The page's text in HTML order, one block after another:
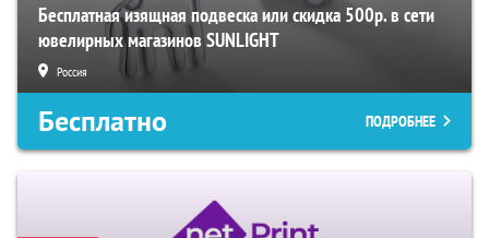
Бесплатная изящная подвеска или скидка 500р. в сети
ювелирных магазинов SUNLIGHT
Россия
Бесплатно ПОДРОБНЕЕ